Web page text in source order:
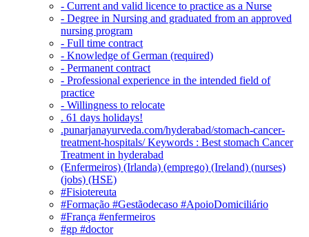
- Current and valid licence to practice as a Nurse
- Degree in Nursing and graduated from an approved
nursing program
- Full time contract
- Knowledge of German (required)
- Permanent contract
- Professional experience in the intended field of
practice
- Willingness to relocate
. 61 days holidays!
.punarjanayurveda.com/hyderabad/stomach-cancer-
treatment-hospitals/ Keywords : Best stomach Cancer
Treatment in hyderabad
(Enfermeiros) (Irlanda) (emprego) (Ireland) (nurses)
(jobs) (HSE)
#Fisiotereuta
#Formação #Gestãodecaso #ApoioDomiciliário
#França #enfermeiros
#gp #doctor